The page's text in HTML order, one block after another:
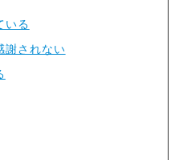
いる
謝されない